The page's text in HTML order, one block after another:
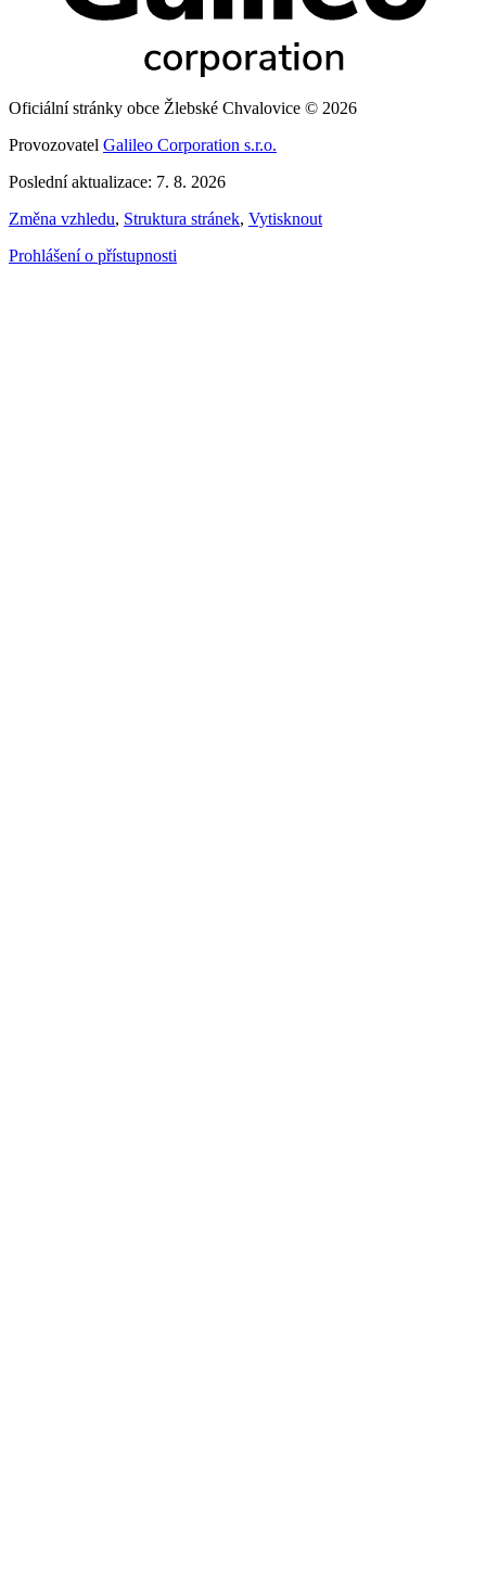
Oficiální stránky obce Žlebské Chvalovice © 2026
Provozovatel Galileo Corporation s.r.o.
Poslední aktualizace: 7. 8. 2026
Změna vzhledu, Struktura stránek, Vytisknout
Prohlášení o přístupnosti